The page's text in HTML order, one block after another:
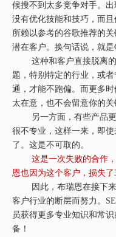
候搜不到太多竞争对手。
没有优化技能和技巧，而
所赖以参考的谷歌推荐的
潜在客户。换句话说，就是
这种和客户直接脱离的
题，特别特定的行业，或
通，才能不跑偏。而更多
太在意，也不会留意你的关
另一方面，有些产品更
很不专业，这样一来，即
了。这是不可取的。
这是一次失败的合作
恩也因为这个客户，损失了
因此，布瑞恩在接下来
客户行业的断层而努力。
员获得更多专业知识和常
备！